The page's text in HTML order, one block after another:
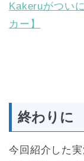
Kakeruがつい
カー】
終わりに
今回紹介した